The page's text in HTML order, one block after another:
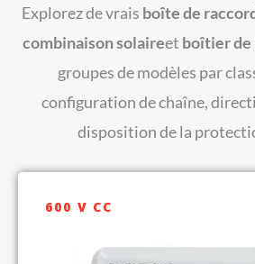
Explorez de vrais boîte de
combinaison solaireet boîtier de
groupes de modèles par
configuration de chaîne,
disposition de la
600 V CC